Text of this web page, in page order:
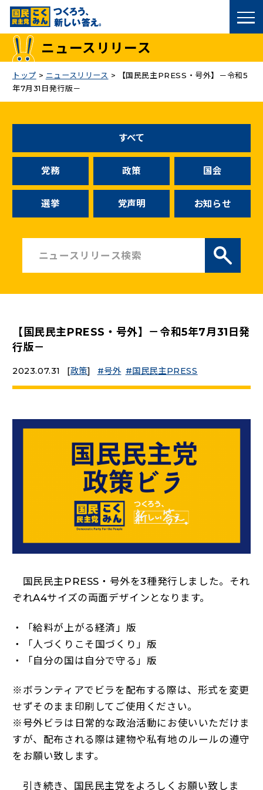
国民民主党トップ
議員
候補者公募
こくみん政治塾
お問い合わせ
ニュースリリース
こくみんうさぎの部屋
Go!Go!こくみんストア（新しいタブで開く）
こくみんオンラインスクール
国民民主党学生部（新しいタブで開く）
二次創作ガイドライン（新しいタブで開く）
特定商取引法に基づく表記
ニュースリリース
トップ > ニュースリリース >
【国民民主PRESS・号外】－令和5
年7月31日発行版－
すべて
党務 政策 国会
選挙 党声明 お知らせ
【国民民主PRESS・号外】－令和5年7月31日発
行版－
2023.07.31 [政策] 号外 国民民主PRESS
国民民主PRESS・号外を3種発行しました。それ
ぞれA4サイズの両面デザインとなります。
・「給料が上がる経済」版
・「人づくりこそ国づくり」版
・「自分の国は自分で守る」版
※ボランティアでビラを配布する際は、形式を変更
せずそのまま印刷してご使用ください。
※号外ビラは日常的な政治活動にお使いいただけま
すが、配布される際は建物や私有地のルールの遵守
をお願い致します。
引き続き、国民民主党をよろしくお願い致しま